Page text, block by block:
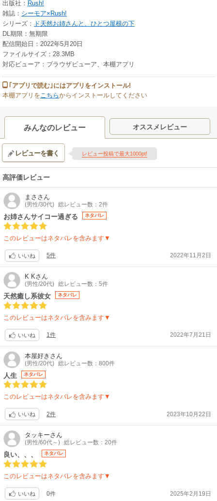
出版社： Rush!
雑誌： シーモア×Rush!
シリーズ： ド天然お姉さんと、ひとつ屋根の下
DL期限：無期限
配信開始日：2022年5月20日
ファイルサイズ：28.3MB
対応ビューア：ブラウザビューア、本棚アプリ
｢アプリで読む｣にはアプリをインストール!
本棚アプリを こちらからインストールしてください
みんなのレビュー オススメレビュー
レビューを書く レビュー投稿で最大1000pt!
高評価レビュー
まさ さん
(男性/30代) 総レビュー数：2件
お姉さんサイコー過ぎる ネタバレ
このレビューはネタバレを含みます▼
いいね 5件 2022年11月2日
K Kさん
(男性/20代) 総レビュー数：5件
天然癒し系彼女 ネタバレ
このレビューはネタバレを含みます▼
いいね 1件 2022年7月21日
本屋好き さん
(男性/20代) 総レビュー数：800件
人生 ネタバレ
このレビューはネタバレを含みます▼
いいね 2件 2023年10月22日
タッキーさん
(男性/60代～) 総レビュー数：20件
良い、、、 ネタバレ
このレビューはネタバレを含みます▼
いいね 0件 2025年2月19日